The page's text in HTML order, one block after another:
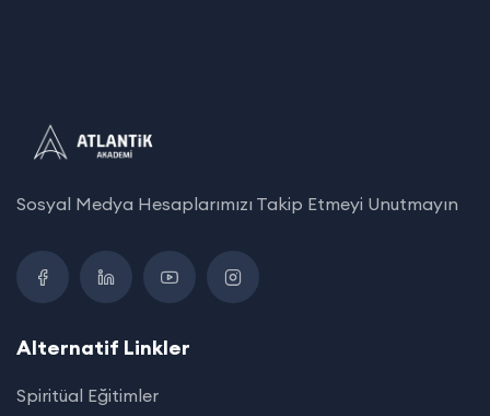
Sosyal Medya Hesaplarımızı Takip Etmeyi Unutmayın
Alternatif Linkler
Spiritüal Eğitimler